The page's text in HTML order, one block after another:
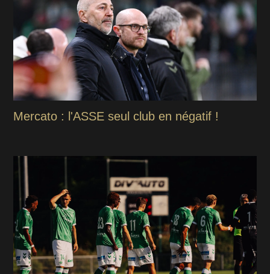
Mercato : l'ASSE seul club en négatif !